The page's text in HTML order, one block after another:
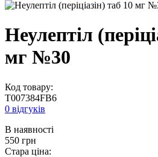
Неулептіл
мг №30
Код товару:
T007384FB6
0 відгуків
В наявності
550 грн
Стара ціна: